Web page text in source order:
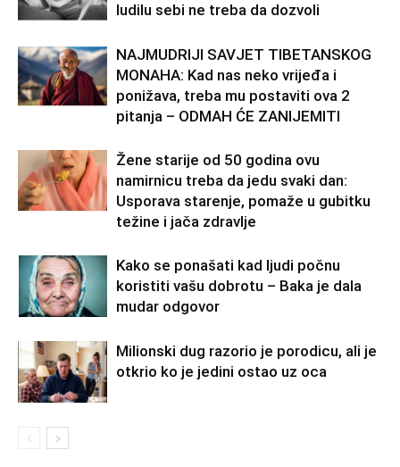
ludilu sebi ne treba da dozvoli
NAJMUDRIJI SAVJET TIBETANSKOG
MONAHA: Kad nas neko vrijeđa i
ponižava, treba mu postaviti ova 2
pitanja – ODMAH ĆE ZANIJEMITI
Žene starije od 50 godina ovu
namirnicu treba da jedu svaki dan:
Usporava starenje, pomaže u gubitku
težine i jača zdravlje
Kako se ponašati kad ljudi počnu
koristiti vašu dobrotu – Baka je dala
mudar odgovor
Milionski dug razorio je porodicu, ali je
otkrio ko je jedini ostao uz oca